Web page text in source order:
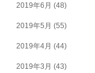
2019年6月 (48)
2019年5月 (55)
2019年4月 (44)
2019年3月 (43)